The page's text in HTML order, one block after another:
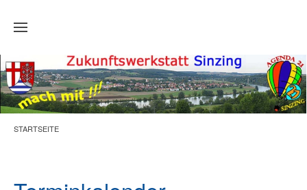
Zum Hauptinhalt springen
STARTSEITE